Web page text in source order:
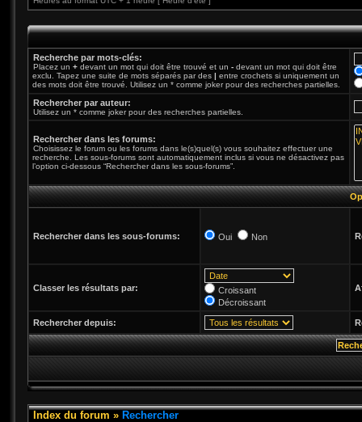
Recherche par mots-clés:
Placez un + devant un mot qui doit être trouvé et un - devant un mot qui doit être
exclu. Tapez une suite de mots séparés par des | entre crochets si uniquement un
des mots doit être trouvé. Utilisez un * comme joker pour des recherches partielles.
Rechercher par auteur:
Utilisez un * comme joker pour des recherches partielles.
Rechercher dans les forums:
Choisissez le forum ou les forums dans le(s)quel(s) vous souhaitez effectuer une
recherche. Les sous-forums sont automatiquement inclus si vous ne désactivez pas
l’option ci-dessous “Rechercher dans les sous-forums”.
Rechercher dans les sous-forums: Oui Non
Classer les résultats par:
Croissant
Décroissant
Rechercher depuis:
Index du forum » Rechercher